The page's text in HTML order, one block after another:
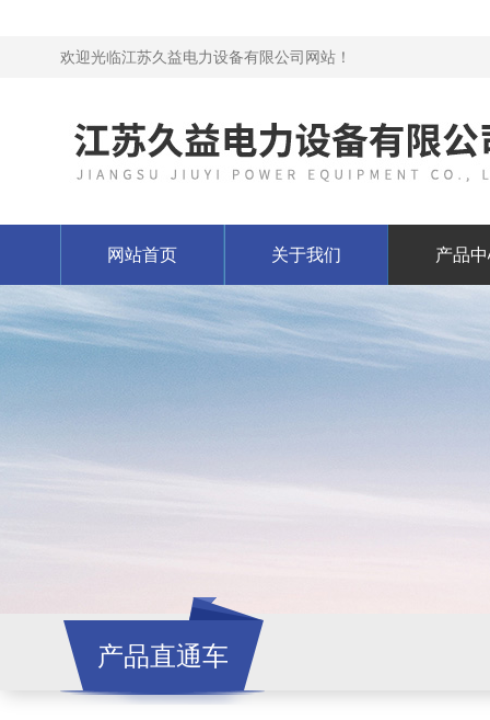
欢迎光临江苏久益电力设备有限公司网站！
网站首页 关于我们 产品
产品直通车